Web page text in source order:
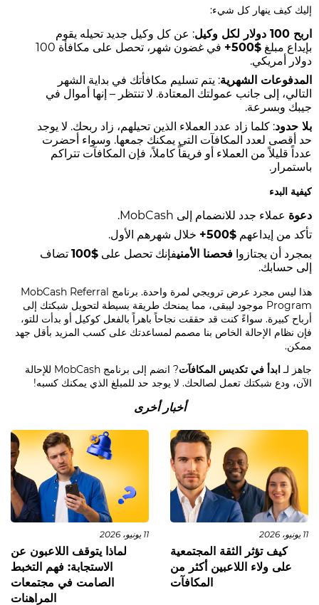
إليك كيف ينهار كل شيء:
اربح 100 دولار لكل وكيل
: عن كل وكيل جديد تحيله يقوم
بإيداع مبلغ $500+
في غضون شهر، تحصل على مكافأة 100
دولار أمريكي.
المدفوعات الشهرية: يتم تسليم مكافأتك في بداية الشهر
التالي، إلى جانب عمولتك المعتادة. لا تنتظر – إنها أموال في
جيبك وبسرعة.
بلا حدود: كلما زاد عدد العملاء الذين تحيلهم، زاد ربحك. لا يوجد
حد أقصى لعدد المكافآت التي يمكنك جمعها. وسواء أحضرت
عدداً قليلاً من العملاء أو فريقاً كاملاً، فإن المكافآت تتراكم
باستمرار.
كيفية البدء
دعوة عملاء جدد للانضمام إلى MobCash.
تأكد من إيداعهم $500+
خلال شهرهم الأول.
بمجرد أن يجتازوا فحصنا الأمنيفإنك تحصل على $100
تضاف
إلى حسابك.
هذا ليس مجرد عرض ترويجي لمرة واحدة. برنامج MobCash Referral
Program موجود ليبقى، مما يمنحك طريقة بسيطة لتحويل شبكتك إلى
أرباح كبيرة. سواءً كنت قد حققت نجاحاً باهراً بالفعل كوكيل أو بدأت للتو،
فإن نظام الإحالة الخاص بنا مصمم لمساعدتك على كسب المزيد بأقل جهد
ممكن.
جاهز لـابدأ في تكديس المكافآت
? انضم إلى برنامج MobCash للإحالة
الآن، ودع شبكتك تعمل لصالحك. لا يوجد حد للمبلغ الذي يمكنك كسبه!
أخبار أخرى
11 يونيو، 2026
كيف تؤثر الثقة المجتمعية
على ولاء اللاعبين أكثر من
المكافآت
11 يونيو، 2026
لماذا يتوقف اللاعبون عن
الاستجابة: فهم التخبط
الصامت في مجتمعات
المراهنات